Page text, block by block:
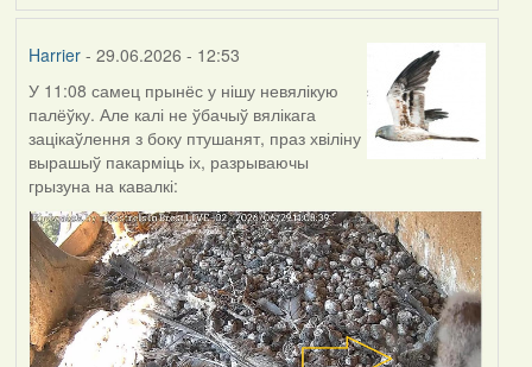
Harrier- 29.06.2026 - 12:53
У 11:08 самец прынёс у нішу невялікую
палёўку. Але калі не ўбачыў вялікага
зацікаўлення з боку птушанят, праз хвіліну
вырашыў пакарміць іх, разрываючы
грызуна на кавалкі: